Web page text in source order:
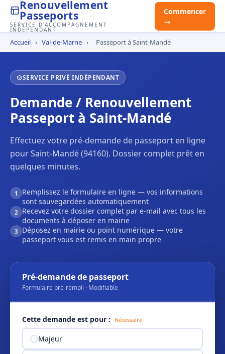
Renouvellement
Passeports
SERVICE D'ACCOMPAGNEMENT
INDÉPENDANT
Commencer
→
Accueil › Val-de-Marne › Passeport à Saint-Mandé
SERVICE PRIVÉ INDÉPENDANT
Demande / Renouvellement
Passeport à Saint-Mandé
Effectuez votre pré-demande de passeport en ligne
pour Saint-Mandé (94160). Dossier complet prêt en
quelques minutes.
1
Remplissez le formulaire en ligne — vos informations
sont sauvegardées automatiquement
2 Recevez votre dossier complet par e-mail avec tous les
documents à déposer en mairie
3 Déposez en mairie ou point numérique — votre
passeport vous est remis en main propre
Pré-demande de passeport
Formulaire pré-rempli · Modifiable
Cette demande est pour : Nécessaire
Majeur